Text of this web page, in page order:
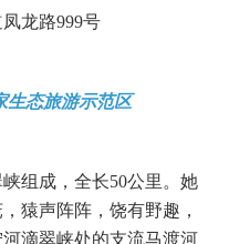
龙路999号
生态旅游示范区
组成，全长50公里。她
猿声阵阵，饶有野趣，
滴翠峡处的支流马渡河